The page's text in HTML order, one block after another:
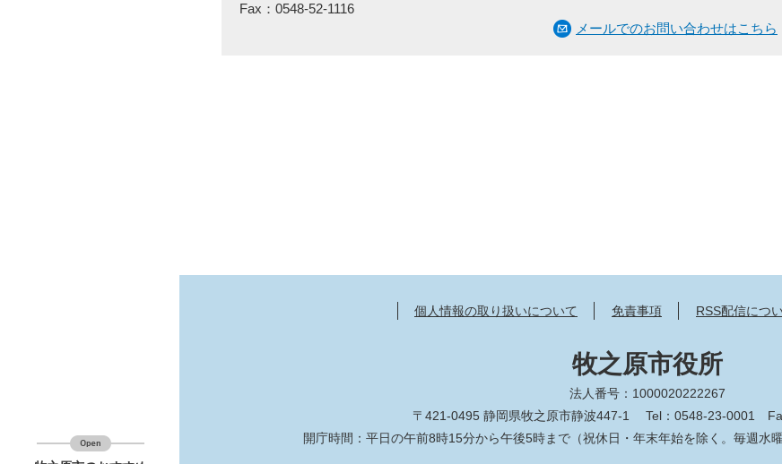
Fax：0548-52-1116
メールでのお問い合わせはこちら
個人情報の取り扱いについて 免責事項 RSS配信につ
牧之原市役所
法人番号：1000020222267
〒421-0495 静岡県牧之原市静波447-1
Tel：0548-23-0001
開庁時間：平日の午前8時15分から午後5時まで（祝休日・年末年始を除く。毎週水